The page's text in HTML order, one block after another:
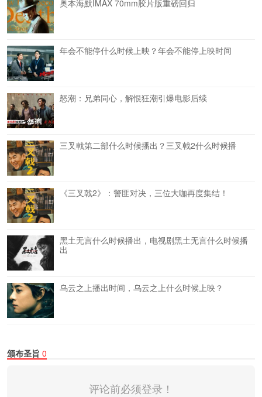
奥本海默IMAX 70mm胶片版重磅回归
年会不能停什么时候上映？年会不能停上映时间
怒潮：兄弟同心，解恨狂潮引爆电影后续
三叉戟第二部什么时候播出？三叉戟2什么时候播
《三叉戟2》：警匪对决，三位大咖再度集结！
黑土无言什么时候播出，电视剧黑土无言什么时候播
出
乌云之上播出时间，乌云之上什么时候上映？
颁布圣旨 0
评论前必须登录！